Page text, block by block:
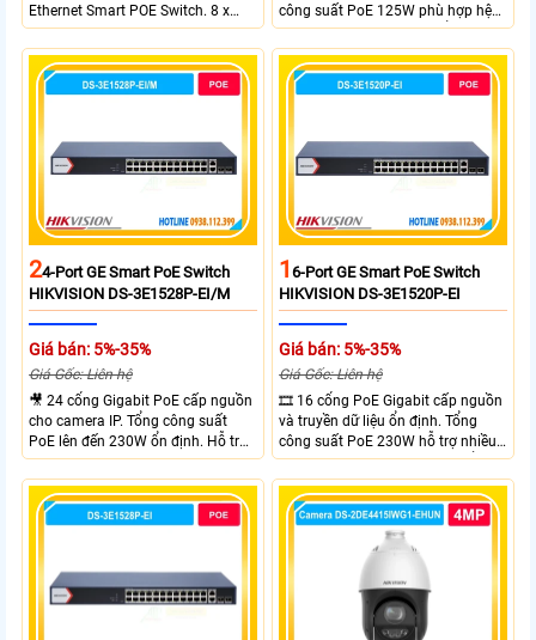
Ethernet Smart POE Switch. 8 x
10/100M PoE Ports, 2 x Gigabit
Uplink Ports.
công suất PoE 125W phù hợp hệ
thống camera IP vừa. 2 cổng RJ45
Gigabit và 2 cổng quang SFP mở
rộng linh hoạt. Hỗ trợ truyền PoE
xa tối đa lên đến 300 mét.
24-Port GE Smart PoE Switch
HIKVISION DS-3E1528P-EI/M
Giá bán: 5%-35%
Giá Gốc: Liên hệ
🎥 24 cổng Gigabit PoE cấp nguồn
cho camera IP. Tổng công suất
PoE lên đến 230W ổn định. Hỗ trợ
truyền PoE xa đến 300 mét. Băng
thông chuyển mạch đạt 68 Gbps
mạnh mẽ.
16-Port GE Smart PoE Switch
HIKVISION DS-3E1520P-EI
Giá bán: 5%-35%
Giá Gốc: Liên hệ
🎞 16 cổng PoE Gigabit cấp nguồn
và truyền dữ liệu ổn định. Tổng
công suất PoE 230W hỗ trợ nhiều
thiết bị cùng lúc. Tốc độ chuyển
mạch 68Gbps đảm bảo hiệu suất
cao ổn định. Hỗ trợ truyền PoE xa
lên đến 300m cho hệ thống